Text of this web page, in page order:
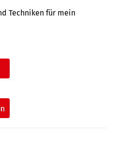
Techniken für mein